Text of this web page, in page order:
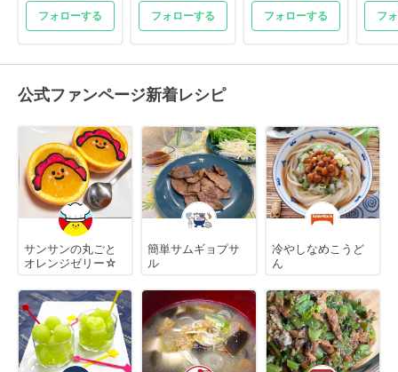
フォローする フォローする フォローする フ
公式ファンページ新着レシピ
サンサンの丸ごと
オレンジゼリー☆
簡単サムギョプサ
ル
冷やしなめこうど
ん